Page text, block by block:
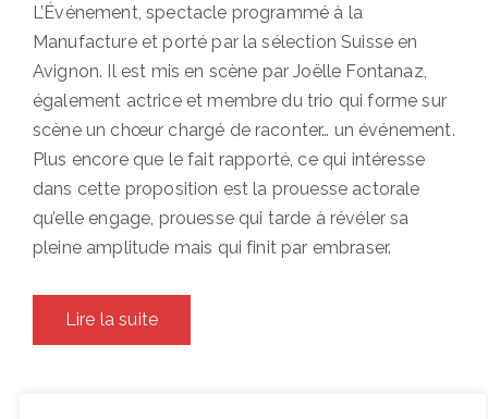
L’Événement, spectacle programmé à la
Manufacture et porté par la sélection Suisse en
Avignon. Il est mis en scène par Joëlle Fontanaz,
également actrice et membre du trio qui forme sur
scène un chœur chargé de raconter… un événement.
Plus encore que le fait rapporté, ce qui intéresse
dans cette proposition est la prouesse actorale
qu’elle engage, prouesse qui tarde à révéler sa
pleine amplitude mais qui finit par embraser.
Lire la suite